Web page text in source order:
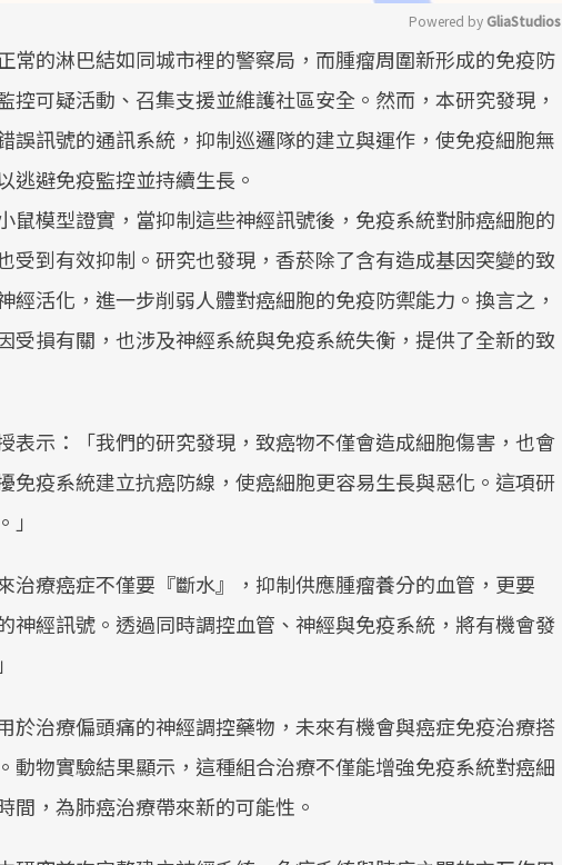
Mute
Powered by GliaStudios
常的淋巴結如同城市裡的警察局，而腫瘤周圍新形成的免疫防
控可疑活動、召集支援並維護社區安全。然而，本研究發現，
誤訊號的通訊系統，抑制巡邏隊的建立與運作，使免疫細胞無
逃避免疫監控並持續生長。
鼠模型證實，當抑制這些神經訊號後，免疫系統對肺癌細胞的
受到有效抑制。研究也發現，香菸除了含有造成基因突變的致
經活化，進一步削弱人體對癌細胞的免疫防禦能力。換言之，
受損有關，也涉及神經系統與免疫系統失衡，提供了全新的致
表示：「我們的研究發現，致癌物不僅會造成細胞傷害，也會
免疫系統建立抗癌防線，使癌細胞更容易生長與惡化。這項研
治療癌症不僅要『斷水』，抑制供應腫瘤養分的血管，更要
神經訊號。透過同時調控血管、神經與免疫系統，將有機會發
於治療偏頭痛的神經調控藥物，未來有機會與癌症免疫治療搭
動物實驗結果顯示，這種組合治療不僅能增強免疫系統對癌細
間，為肺癌治療帶來新的可能性。